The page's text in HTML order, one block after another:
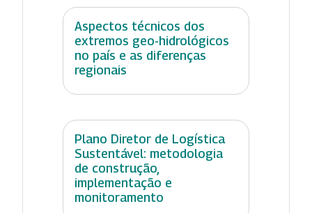
Aspectos técnicos dos
extremos geo-hidrológicos
no país e as diferenças
regionais
Plano Diretor de Logística
Sustentável: metodologia
de construção,
implementação e
monitoramento